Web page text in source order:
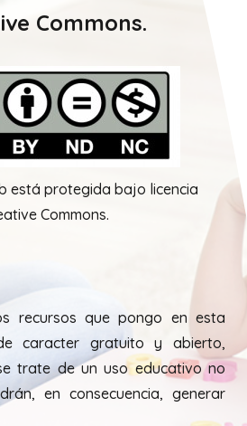
Commons.
está protegida bajo licencia
Commons.
recursos que pongo en esta
caracter gratuito y abierto,
trate de un uso educativo no
en consecuencia, generar